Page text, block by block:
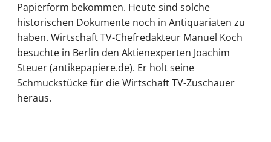
Papierform bekommen. Heute sind solche
historischen Dokumente noch in Antiquariaten zu
haben. Wirtschaft TV-Chefredakteur Manuel Koch
besuchte in Berlin den Aktienexperten Joachim
Steuer (antikepapiere.de). Er holt seine
Schmuckstücke für die Wirtschaft TV-Zuschauer
heraus.